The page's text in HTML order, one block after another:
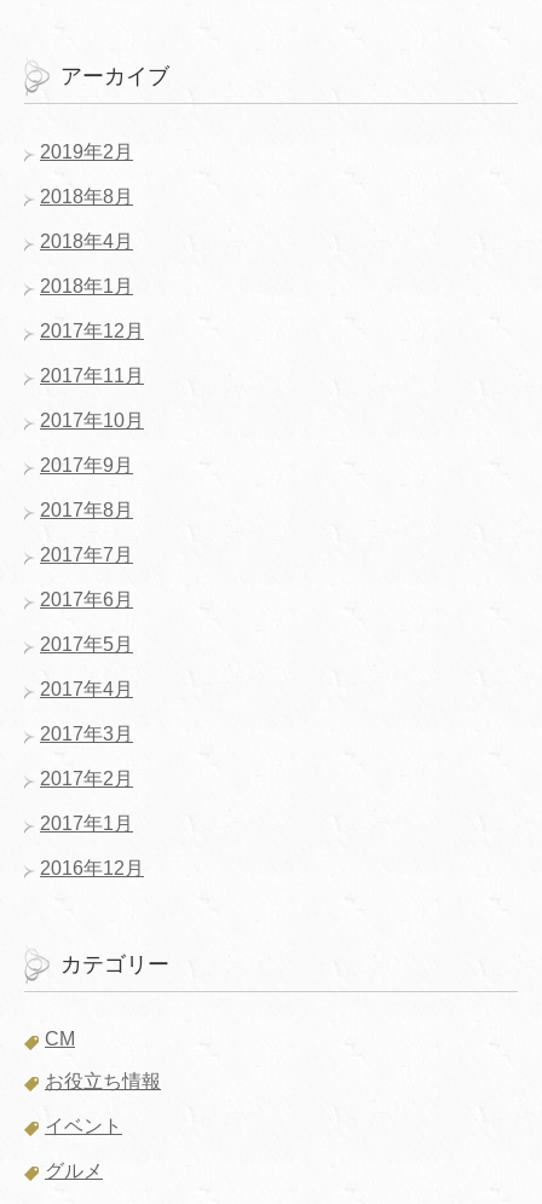
アーカイブ
2019年2月
2018年8月
2018年4月
2018年1月
2017年12月
2017年11月
2017年10月
2017年9月
2017年8月
2017年7月
2017年6月
2017年5月
2017年4月
2017年3月
2017年2月
2017年1月
2016年12月
カテゴリー
CM
お役立ち情報
イベント
グルメ